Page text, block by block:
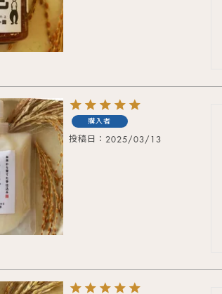
購入者
投稿日 2025/03/13